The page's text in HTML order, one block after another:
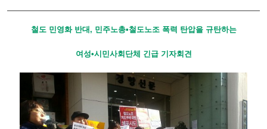
철도 민영화 반대, 민주노총•철도노조 폭력 탄압을 규탄하는
여성•시민사회단체 긴급 기자회견